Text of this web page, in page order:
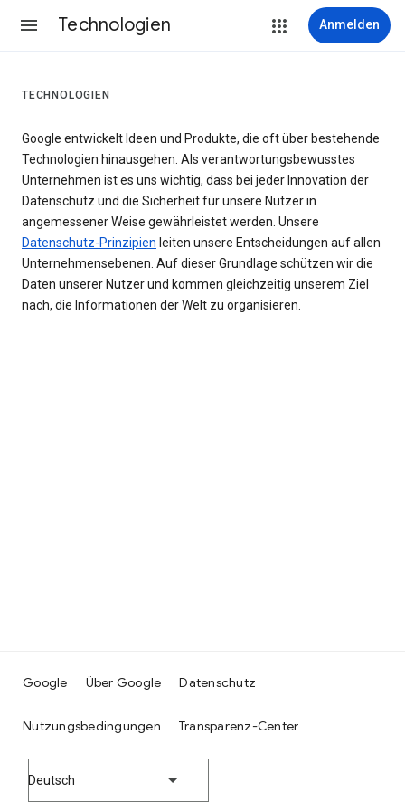
Technologien Anmelden
TECHNOLOGIEN
Google entwickelt Ideen und Produkte, die oft über bestehende
Technologien hinausgehen. Als verantwortungsbewusstes
Unternehmen ist es uns wichtig, dass bei jeder Innovation der
Datenschutz und die Sicherheit für unsere Nutzer in
angemessener Weise gewährleistet werden. Unsere
Datenschutz-Prinzipien leiten unsere Entscheidungen auf allen
Unternehmensebenen. Auf dieser Grundlage schützen wir die
Daten unserer Nutzer und kommen gleichzeitig unserem Ziel
nach, die Informationen der Welt zu organisieren.
Google Über Google Datenschutz
Nutzungsbedingungen Transparenz-Center
Deutsch